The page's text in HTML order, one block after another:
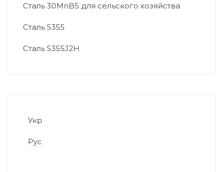
Сталь 30MnB5 для сельского хозяйства
Сталь S355
Сталь S355J2H
Укр
Рус